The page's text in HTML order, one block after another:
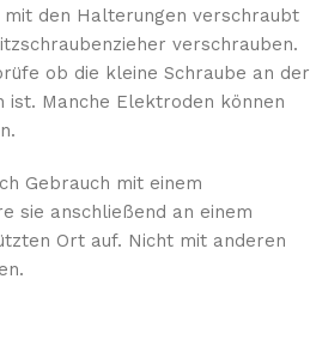
den Halterungen verschraubt
verschrauben.
ob die kleine Schraube an der
ist. Manche Elektroden können
Gebrauch mit einem
sie anschließend an einem
Ort auf. Nicht mit anderen